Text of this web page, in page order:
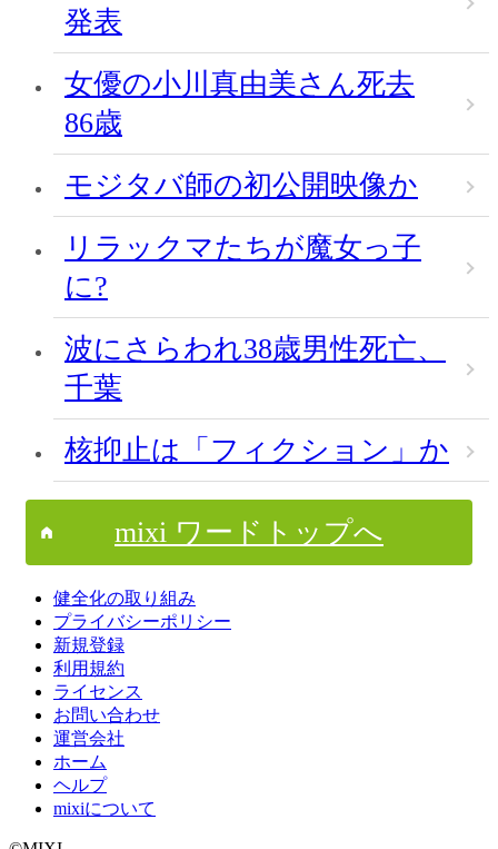
発表
女優の小川真由美さん死去
86歳
モジタバ師の初公開映像か
リラックマたちが魔女っ子
に?
波にさらわれ38歳男性死亡、
千葉
核抑止は「フィクション」か
mixi ワードトップへ
健全化の取り組み
プライバシーポリシー
新規登録
利用規約
ライセンス
お問い合わせ
運営会社
ホーム
ヘルプ
mixiについて